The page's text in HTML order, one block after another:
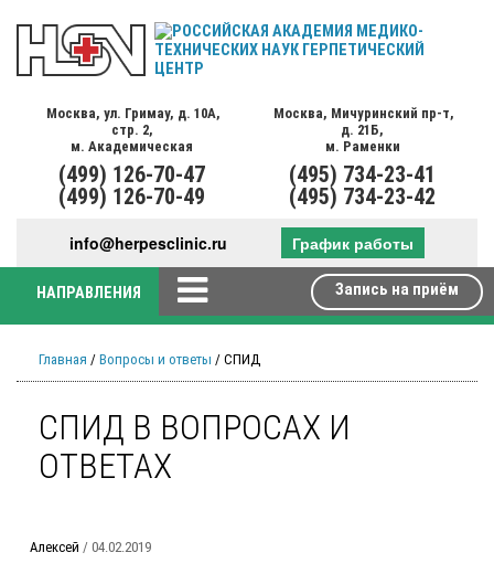
Москва, ул. Гримау, д. 10А,
стр. 2,
м. Академическая
(499) 126-70-47
(499) 126-70-49
Москва, Мичуринский пр-т,
д. 21Б,
м. Раменки
(495) 734-23-41
(495) 734-23-42
info@herpesclinic.ru График работы
НАПРАВЛЕНИЯ Запись на приём
Главная / Вопросы и ответы / СПИД
СПИД В ВОПРОСАХ И
ОТВЕТАХ
Алексей / 04.02.2019